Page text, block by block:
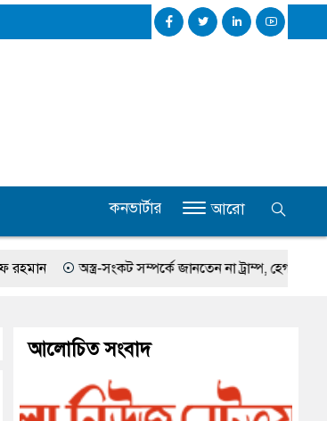
কনভার্টার আরো
অস্ত্র-সংকট সম্পর্কে জানতেন না ট্রাম্প, হেগসেথের সঙ্গে
আলোচিত সংবাদ